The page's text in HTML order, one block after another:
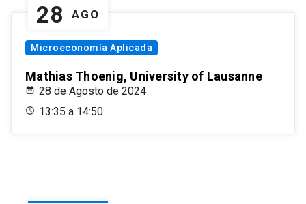
28 AGO
Microeconomía Aplicada
Mathias Thoenig, University of Lausanne
28 de Agosto de 2024
13:35 a 14:50